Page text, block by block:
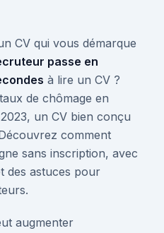
CV qui vous démarque
passe en
à lire un CV ?
de chômage en
un CV bien conçu
comment
sans inscription, avec
des astuces pour
augmenter